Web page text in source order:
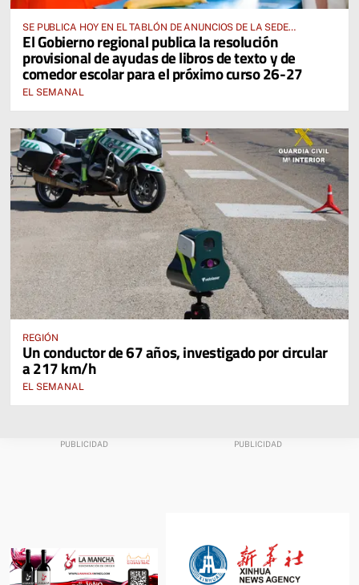
SE PUBLICA HOY EN EL TABLÓN DE ANUNCIOS DE LA SEDE
ELECTRÓNICA DE LA JUNTA DE COMUNIDADES Y EN EL PORTAL DE
EDUCACIÓN DE CASTILLA-LA MANCHA
El Gobierno regional publica la resolución
provisional de ayudas de libros de texto y de
comedor escolar para el próximo curso 26-27
EL SEMANAL
REGIÓN
Un conductor de 67 años, investigado por circular
a 217 km/h
EL SEMANAL